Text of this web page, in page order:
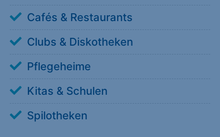
Cafés & Restaurants
Clubs & Diskotheken
Pflegeheime
Kitas & Schulen
Spilotheken